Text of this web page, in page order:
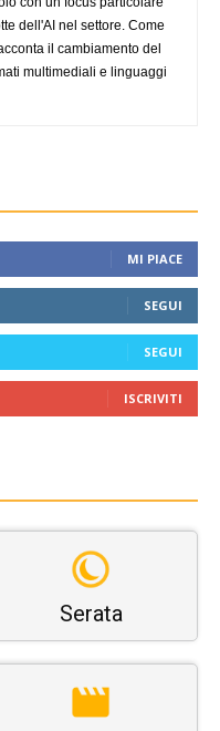
dell'AI nel settore. Come
il cambiamento del
multimediali e linguaggi
MI PIACE
SEGUI
SEGUI
ISCRIVITI
Serata